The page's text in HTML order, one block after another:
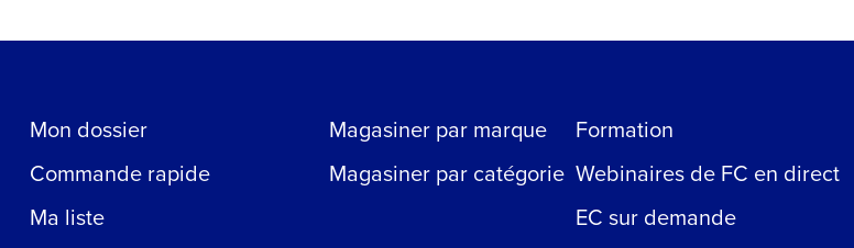
Mon dossier
Commande rapide
Ma liste
Magasiner par marque
Magasiner par catégorie
Formation
Webinaires de FC en direct
EC sur demande